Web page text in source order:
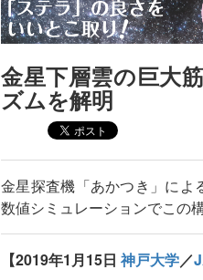
金星下層雲の巨大
ズムを解明
金星探査機「あかつき」によ
数値シミュレーションでこの
【2019年1月15日 神戸大学／